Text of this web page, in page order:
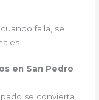
cuando falla, se
en San Pedro
se convierta